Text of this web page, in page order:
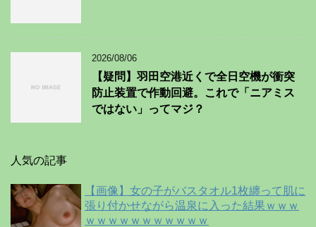
2026/08/06
【疑問】羽田空港近くで全日空機が衝突
防止装置で作動回避。これで「ニアミス
ではない」ってマジ？
人気の記事
【画像】女の子がバスタオル1枚纏って肌に
張り付かせながら温泉に入った結果ｗｗｗ
ｗｗｗｗｗｗｗｗｗｗｗ